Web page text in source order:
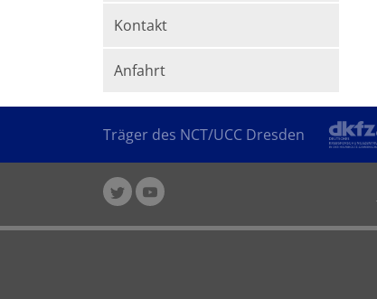
Kontakt
Anfahrt
Träger des NCT/UCC Dresden